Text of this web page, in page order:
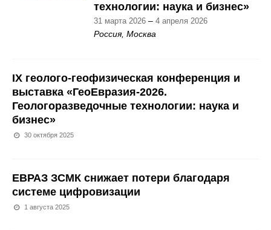
технологии: наука и бизнес»
31 марта 2026 – 4 апреля 2026
Россия, Москва
IX геолого-геофизическая конференция и
выставка «ГеоЕвразия-2026.
Геологоразведочные технологии: наука и
бизнес»
30 октября 2025
ЕВРАЗ ЗСМК снижает потери благодаря
системе цифровизации
1 августа 2025